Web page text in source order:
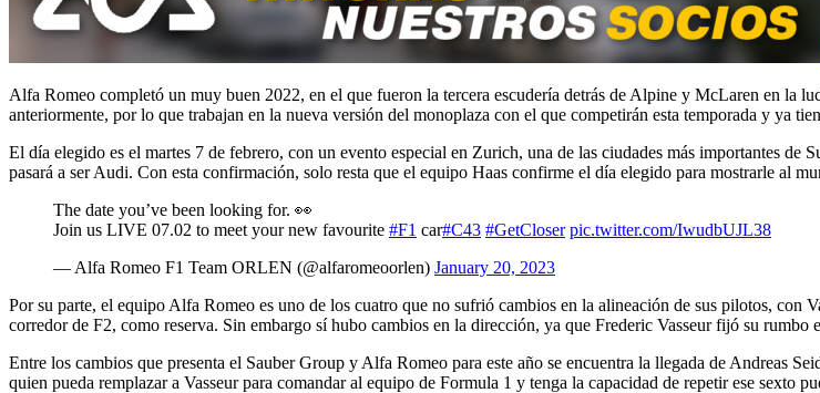
Alfa Romeo completó un muy buen 2022, en el que fueron la tercera escudería detrás de Alpine y McLaren en la
anteriormente, por lo que trabajan en la nueva versión del monoplaza con el que competirán esta temporada y ya
El día elegido es el martes 7 de febrero, con un evento especial en Zurich, una de las ciudades más importantes
pasará a ser Audi. Con esta confirmación, solo resta que el equipo Haas confirme el día elegido para mostrarle al
The date you’ve been looking for. 👀
Join us LIVE 07.02 to meet your new favourite #F1 car#C43 #GetCloser pic.twitter.com/IwudbUJL38
— Alfa Romeo F1 Team ORLEN (@alfaromeoorlen) January 20, 2023
Por su parte, el equipo Alfa Romeo es uno de los cuatro que no sufrió cambios en la alineación de sus pilotos, con
corredor de F2, como reserva. Sin embargo sí hubo cambios en la dirección, ya que Frederic Vasseur fijó su
Entre los cambios que presenta el Sauber Group y Alfa Romeo para este año se encuentra la llegada de Andreas
quien pueda remplazar a Vasseur para comandar al equipo de Formula 1 y tenga la capacidad de repetir ese sexto